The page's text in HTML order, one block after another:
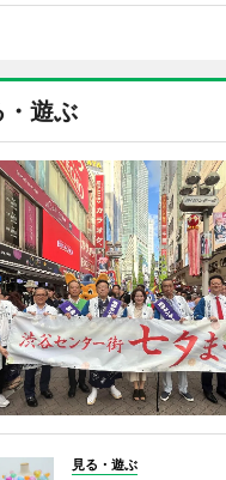
・遊ぶ
見る・遊ぶ